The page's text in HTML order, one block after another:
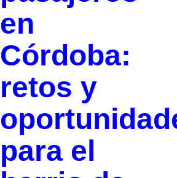
en
Córdoba:
retos y
para el